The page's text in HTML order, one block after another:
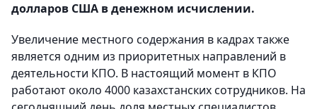
долларов США в денежном исчислении.
Увеличение местного содержания в кадрах также
является одним из приоритетных направлений в
деятельности КПО. В настоящий момент в КПО
работают около 4000 казахстанских сотрудников. На